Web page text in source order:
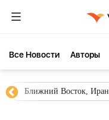
Все Новости Aвторы
Новости Азербайджана